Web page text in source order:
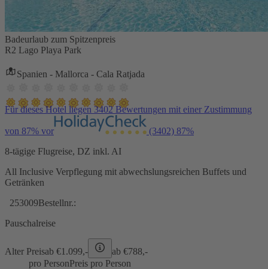
Badeurlaub zum Spitzenpreis
R2 Lago Playa Park
Spanien - Mallorca - Cala Ratjada
Für dieses Hotel liegen 3402 Bewertungen mit einer Zustimmung
von 87% vor (3402) 87%
8-tägige Flugreise, DZ inkl. AI
All Inclusive Verpflegung mit abwechslungsreichen Buffets und
Getränken
253009Bestellnr.:
Pauschalreise
Alter Preisab €1.099,- ab €788,-
pro PersonPreis pro Person